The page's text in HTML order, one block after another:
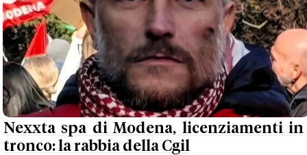
Nexxta spa di Modena, licenziamenti in
tronco: la rabbia della Cgil